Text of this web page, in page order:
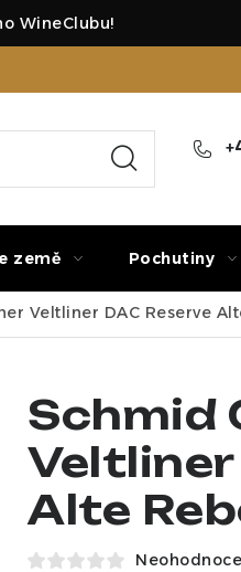
WineClubu!
země Pochutiny
Veltliner DAC Reserve
Schmid
Veltliner
Alte